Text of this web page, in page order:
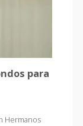
para
Hermanos